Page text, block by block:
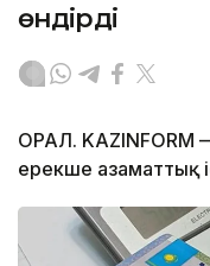
өндірді
ОРАЛ. KAZINFORM
ерекше азаматтық